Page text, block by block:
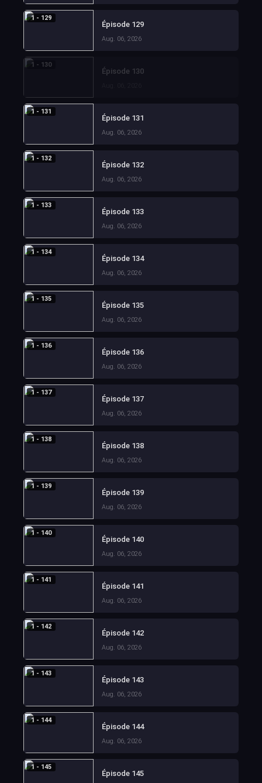
1 - 129
Épisode 129
Aug. 06, 2026
1 - 130
Épisode 130
1 - 131
Épisode 131
Aug. 06, 2026
1 - 132
Épisode 132
Aug. 06, 2026
1 - 133
Épisode 133
Aug. 06, 2026
1 - 134
Épisode 134
Aug. 06, 2026
1 - 135
Épisode 135
Aug. 06, 2026
1 - 136
Épisode 136
Aug. 06, 2026
1 - 137
Épisode 137
Aug. 06, 2026
1 - 138
Épisode 138
Aug. 06, 2026
1 - 139
Épisode 139
Aug. 06, 2026
1 - 140
Épisode 140
Aug. 06, 2026
1 - 141
Épisode 141
Aug. 06, 2026
1 - 142
Épisode 142
Aug. 06, 2026
1 - 143
Épisode 143
Aug. 06, 2026
1 - 144
Épisode 144
Aug. 06, 2026
1 - 145
Épisode 145